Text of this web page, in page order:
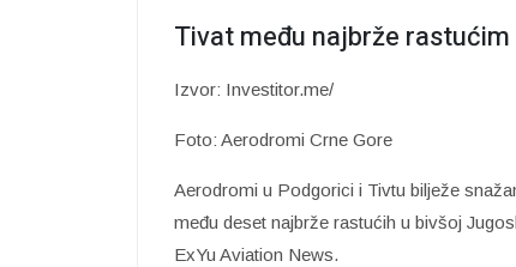
Tivat među najbrže
Izvor: Investitor.me/
Foto: Aerodromi Crne Gore
Aerodromi u Podgorici i Tivtu bilježe
među deset najbrže rastućih u bivšoj
ExYu Aviation News.